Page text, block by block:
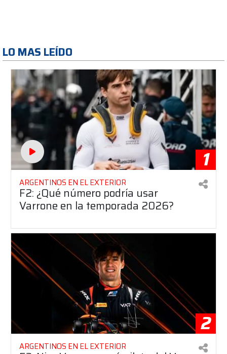
LO MAS LEÍDO
1
ARGENTINOS EN EL EXTERIOR
F2: ¿Qué número podría usar
Varrone en la temporada 2026?
2
ARGENTINOS EN EL EXTERIOR